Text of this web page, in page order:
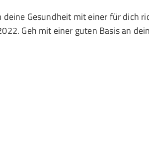
deine Gesundheit mit einer für dich
Geh mit einer guten Basis an